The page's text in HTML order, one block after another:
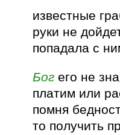
известные
руки не
попадала с
Бог его не
платим или
помня
то получить